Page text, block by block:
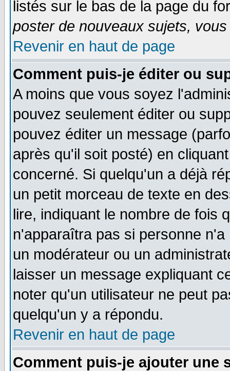
listés sur le bas de la page du
poster de nouveaux sujets,
Revenir en haut de page
Comment puis-je éditer ou
A moins que vous soyez
pouvez seulement éditer ou
pouvez éditer un message
après qu'il soit posté) en
concerné. Si quelqu'un a déjà
un petit morceau de texte en
lire, indiquant le nombre de fois
n'apparaîtra pas si personne
un modérateur ou un
laisser un message expliquant
noter qu'un utilisateur ne peut
quelqu'un y a répondu.
Revenir en haut de page
Comment puis-je ajouter une